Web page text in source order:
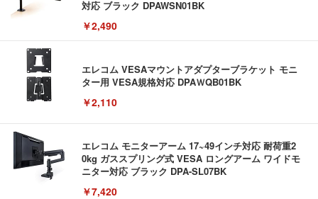
対応 ブラック DPAWSN01BK
￥2,490
エレコム VESAマウントアダプターブラケット モニ
ター用 VESA規格対応 DPAＷQB01BK
￥2,110
エレコム モニターアーム 17~49インチ対応 耐荷重2
0kg ガススプリング式 VESA ロングアーム ワイドモ
ニター対応 ブラック DPA-SL07BK
￥7,420